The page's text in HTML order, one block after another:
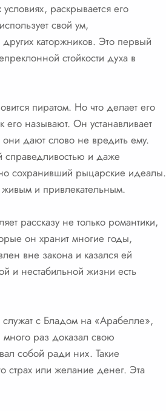
раскрывается его
свой ум,
каторжников. Это первый
стойкости духа в
пиратом. Но что делает его
называют. Он устанавливает
они дают слово не вредить ему.
справедливостью и даже
сохранивший рыцарские идеалы.
живым и привлекательным.
рассказу не только романтики,
он хранит многие годы,
вне закона и казался ей
и нестабильной жизни есть
с Бладом на «Арабелле»,
раз доказал свою
собой ради них. Такие
страх или желание денег. Эта